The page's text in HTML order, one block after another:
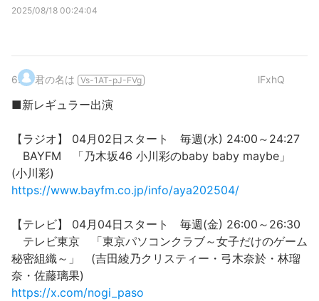
2025/08/18 00:24:04
6. 君の名は Vs-1AT-pJ-FVg lFxhQ
■新レギュラー出演
【ラジオ】 04月02日スタート 毎週(水) 24:00～24:27
BAYFM 「乃木坂46 小川彩のbaby baby maybe」
(小川彩)
https://www.bayfm.co.jp/info/aya202504/
【テレビ】 04月04日スタート 毎週(金) 26:00～26:30
テレビ東京 「東京パソコンクラブ～女子だけのゲーム
秘密組織～」 (吉田綾乃クリスティー・弓木奈於・林瑠
奈・佐藤璃果)
https://x.com/nogi_paso